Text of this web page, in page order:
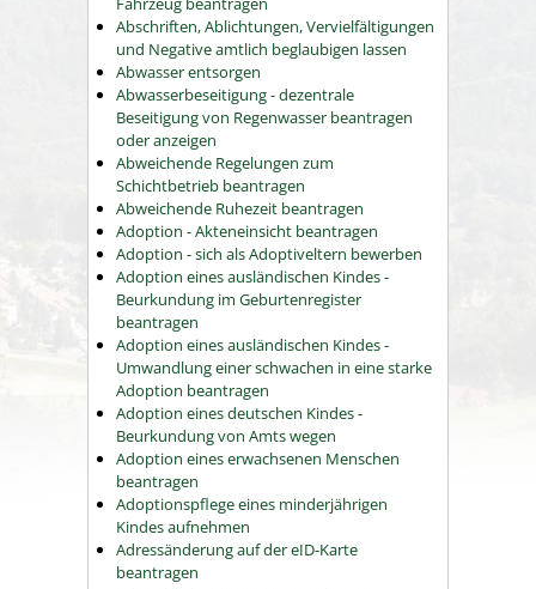
Abschriften, Ablichtungen, Vervielfältigungen
und Negative amtlich beglaubigen lassen
Abwasser entsorgen
Abwasserbeseitigung - dezentrale
Beseitigung von Regenwasser beantragen
oder anzeigen
Abweichende Regelungen zum
Schichtbetrieb beantragen
Abweichende Ruhezeit beantragen
Adoption - Akteneinsicht beantragen
Adoption - sich als Adoptiveltern bewerben
Adoption eines ausländischen Kindes -
Beurkundung im Geburtenregister
beantragen
Adoption eines ausländischen Kindes -
Umwandlung einer schwachen in eine starke
Adoption beantragen
Adoption eines deutschen Kindes -
Beurkundung von Amts wegen
Adoption eines erwachsenen Menschen
beantragen
Adoptionspflege eines minderjährigen
Kindes aufnehmen
Adressänderung auf der eID-Karte
beantragen